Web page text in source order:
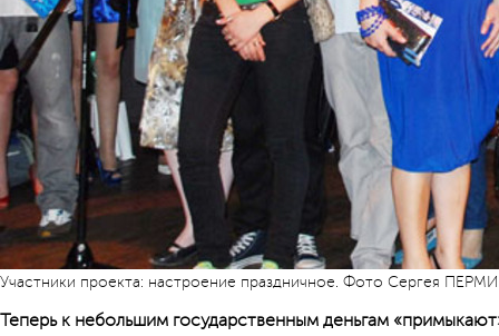
Участники проекта: настроение праздничное. Фото Сергея
Теперь к небольшим государственным деньгам